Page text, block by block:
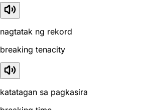
nagtatak ng rekord
breaking tenacity
katatagan sa pagkasira